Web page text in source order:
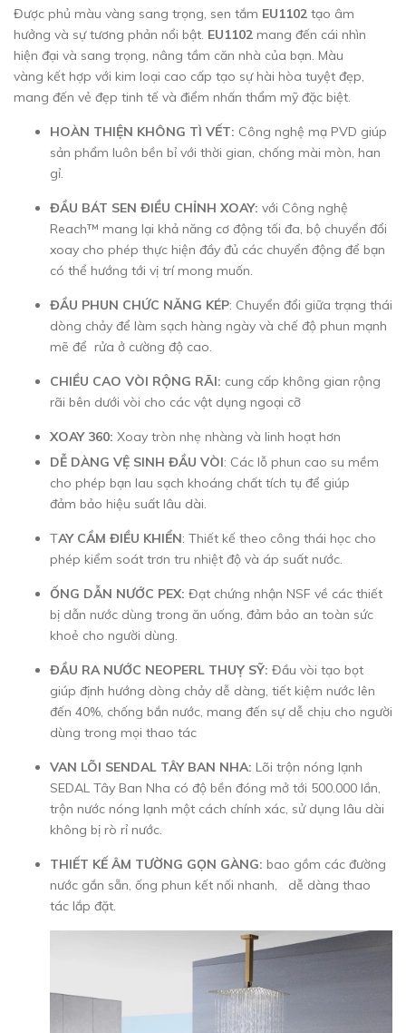
Được phủ màu vàng sang trọng, sen tắm EU1102 tạo âm
hưởng và sự tương phản nổi bật. EU1102 mang đến cái nhìn
hiện đại và sang trọng, nâng tầm căn nhà của bạn. Màu
vàng kết hợp với kim loại cao cấp tạo sự hài hòa tuyệt đẹp,
mang đến vẻ đẹp tinh tế và điểm nhấn thẩm mỹ đặc biệt.
HOÀN THIỆN KHÔNG TÌ VẾT: Công nghệ mạ PVD giúp
sản phẩm luôn bền bỉ với thời gian, chống mài mòn, han
gỉ.
ĐẦU BÁT SEN ĐIỀU CHỈNH XOAY: với Công nghệ
Reach™ mang lại khả năng cơ động tối đa, bộ chuyển đổi
xoay cho phép thực hiện đầy đủ các chuyển động để bạn
có thể hướng tới vị trí mong muốn.
ĐẦU PHUN CHỨC NĂNG KÉP: Chuyển đổi giữa trạng thái
dòng chảy để làm sạch hàng ngày và chế độ phun mạnh
mẽ để rửa ở cường độ cao.
CHIỀU CAO VÒI RỘNG RÃI: cung cấp không gian rộng
rãi bên dưới vòi cho các vật dụng ngoại cỡ
XOAY 360: Xoay tròn nhẹ nhàng và linh hoạt hơn
DỄ DÀNG VỆ SINH ĐẦU VÒI: Các lỗ phun cao su mềm
cho phép bạn lau sạch khoáng chất tích tụ để giúp
đảm bảo hiệu suất lâu dài.
TAY CẦM ĐIỀU KHIỂN: Thiết kế theo công thái học cho
phép kiểm soát trơn tru nhiệt độ và áp suất nước.
ỐNG DẪN NƯỚC PEX: Đạt chứng nhận NSF về các thiết
bị dẫn nước dùng trong ăn uống, đảm bảo an toàn sức
khoẻ cho người dùng.
ĐẦU RA NƯỚC NEOPERL THUỴ SỸ: Đầu vòi tạo bọt
giúp định hướng dòng chảy dễ dàng, tiết kiệm nước lên
đến 40%, chống bắn nước, mang đến sự dễ chịu cho người
dùng trong mọi thao tác
VAN LÕI SENDAL TÂY BAN NHA: Lõi trộn nóng lạnh
SEDAL Tây Ban Nha có độ bền đóng mở tới 500.000 lần,
trộn nước nóng lạnh một cách chính xác, sử dụng lâu dài
không bị rò rỉ nước.
THIẾT KẾ ÂM TƯỜNG GỌN GÀNG: bao gồm các đường
nước gắn sẵn, ống phun kết nối nhanh, dễ dàng thao
tác lắp đặt.